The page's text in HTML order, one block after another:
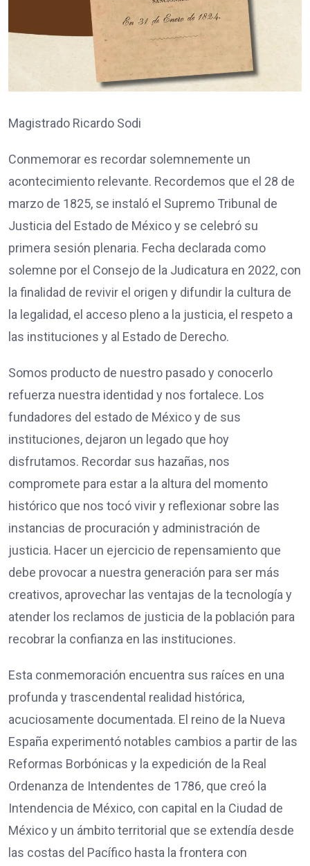
Magistrado Ricardo Sodi
Conmemorar es recordar solemnemente un
acontecimiento relevante. Recordemos que el 28 de
marzo de 1825, se instaló el Supremo Tribunal de
Justicia del Estado de México y se celebró su
primera sesión plenaria. Fecha declarada como
solemne por el Consejo de la Judicatura en 2022, con
la finalidad de revivir el origen y difundir la cultura de
la legalidad, el acceso pleno a la justicia, el respeto a
las instituciones y al Estado de Derecho.
Somos producto de nuestro pasado y conocerlo
refuerza nuestra identidad y nos fortalece. Los
fundadores del estado de México y de sus
instituciones, dejaron un legado que hoy
disfrutamos. Recordar sus hazañas, nos
compromete para estar a la altura del momento
histórico que nos tocó vivir y reflexionar sobre las
instancias de procuración y administración de
justicia. Hacer un ejercicio de repensamiento que
debe provocar a nuestra generación para ser más
creativos, aprovechar las ventajas de la tecnología y
atender los reclamos de justicia de la población para
recobrar la confianza en las instituciones.
Esta conmemoración encuentra sus raíces en una
profunda y trascendental realidad histórica,
acuciosamente documentada. El reino de la Nueva
España experimentó notables cambios a partir de las
Reformas Borbónicas y la expedición de la Real
Ordenanza de Intendentes de 1786, que creó la
Intendencia de México, con capital en la Ciudad de
México y un ámbito territorial que se extendía desde
las costas del Pacífico hasta la frontera con